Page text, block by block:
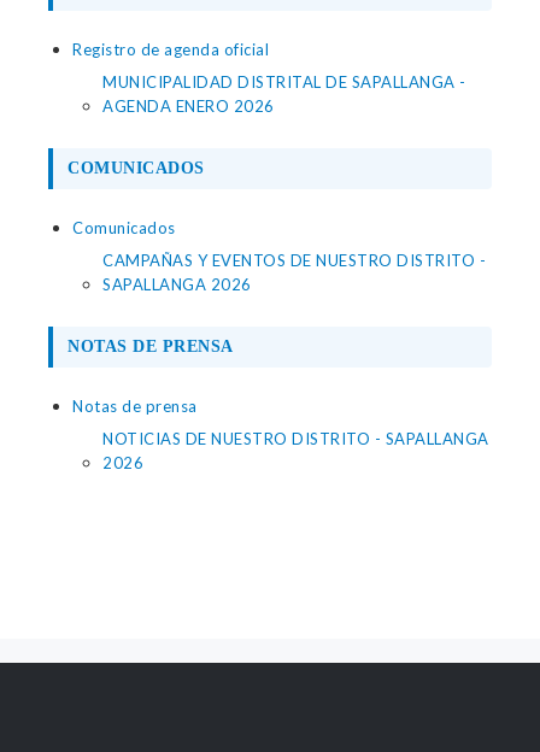
Registro de agenda oficial
MUNICIPALIDAD DISTRITAL DE SAPALLANGA -
AGENDA ENERO 2026
COMUNICADOS
Comunicados
CAMPAÑAS Y EVENTOS DE NUESTRO DISTRITO -
SAPALLANGA 2026
NOTAS DE PRENSA
Notas de prensa
NOTICIAS DE NUESTRO DISTRITO - SAPALLANGA
2026